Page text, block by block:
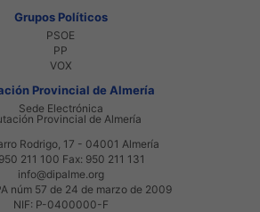
Grupos Políticos
PSOE
PP
VOX
Provincial de Almería
Sede Electrónica
Provincial de Almería
Rodrigo, 17 - 04001 Almería
211 100 Fax: 950 211 131
info@dipalme.org
núm 57 de 24 de marzo de 2009
NIF: P-0400000-F